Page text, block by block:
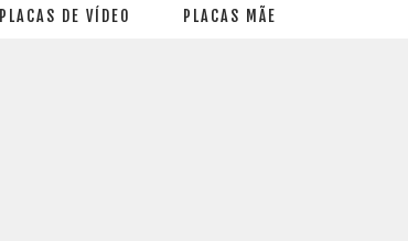
PLACAS DE VÍDEO PLACAS MÃE